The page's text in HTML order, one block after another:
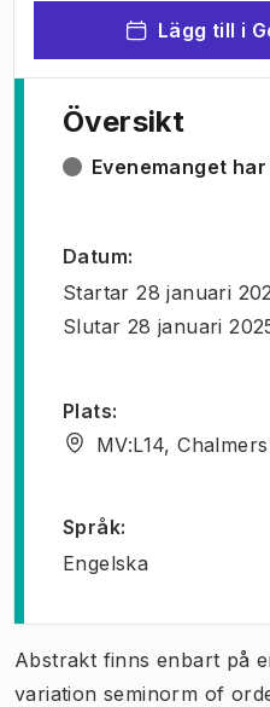
Lägg till i
Översikt
Evenemanget
Datum:
Startar 28 januari
Slutar 28 januari
Plats:
MV:L14,
Språk:
Engelska
Abstrakt finns enbart på
variation seminorm of